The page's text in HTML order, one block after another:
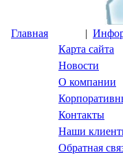
Главная |
Карта сайта
Новости
О компании
Контакты
Наши
Обратная